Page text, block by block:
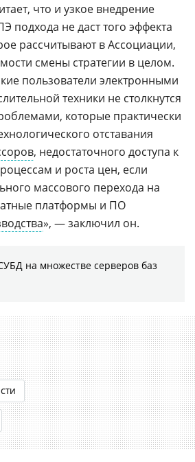
что и узкое внедрение
подхода не даст того эффекта
рассчитывают в Ассоциации,
смены стратегии в целом.
пользователи электронными
техники не столкнутся
которые практически
отставания
, недостаточного доступа к
и роста цен, если
массового перехода на
платформы и ПО
», — заключил он.
на множестве серверов баз